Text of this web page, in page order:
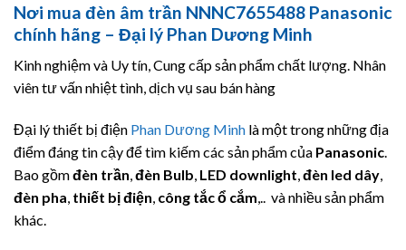
Nơi mua đèn âm trần NNNC7655488 Panasonic
chính hãng – Đại lý Phan Dương Minh
Kinh nghiệm và Uy tín, Cung cấp sản phẩm chất lượng. Nhân
viên tư vấn nhiệt tình, dịch vụ sau bán hàng
Đại lý thiết bị điện Phan Dương Minh là một trong những địa
điểm đáng tin cậy để tìm kiếm các sản phẩm của Panasonic.
Bao gồmđèn trần,đèn Bulb, LED downlight,đèn led dây,
đèn pha, thiết bị điện, công tắc ổ cắm,.. và nhiều sản phẩm
khác.